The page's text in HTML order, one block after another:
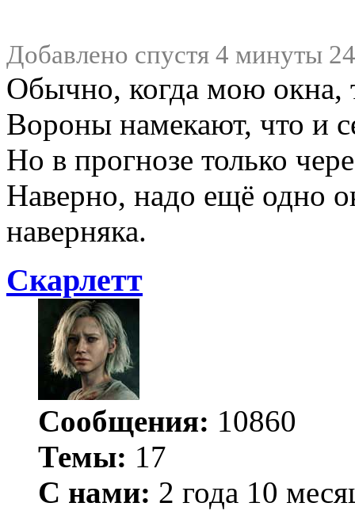
Добавлено спустя 4 минуты
Обычно, когда мою окна,
Вороны намекают, что и
Но в прогнозе только
Наверно, надо ещё одно
наверняка.
Скарлетт
Сообщения: 10860
Темы: 17
С нами: 2 года 10